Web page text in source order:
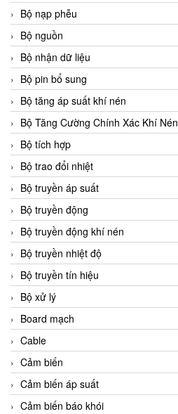
Bộ nạp phễu
Bộ nguồn
Bộ nhận dữ liệu
Bộ pin bổ sung
Bộ tăng áp suất khí nén
Bộ Tăng Cường Chính Xác Khí Nén
Bộ tích hợp
Bộ trao đổi nhiệt
Bộ truyền áp suất
Bộ truyền động
Bộ truyền động khí nén
Bộ truyền nhiệt độ
Bộ truyền tín hiệu
Bộ xử lý
Board mạch
Cable
Cảm biến
Cảm biến áp suất
Cảm biến báo khói